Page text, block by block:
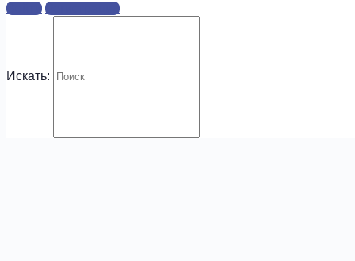
Войти Регистрация
Искать:
.